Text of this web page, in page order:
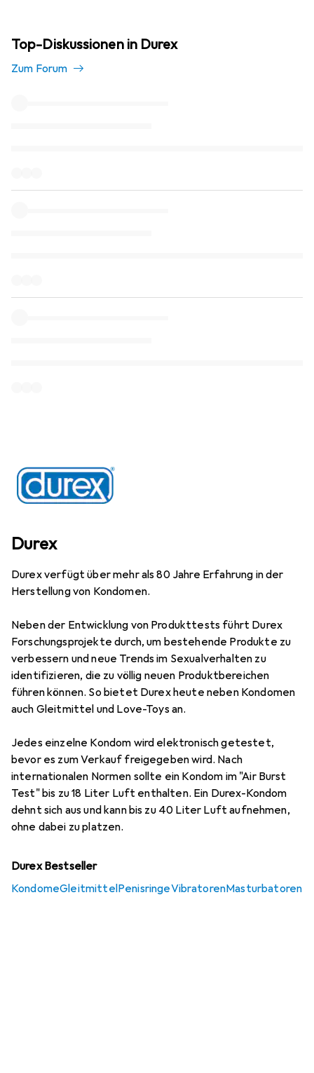
Top-Diskussionen in Durex
Zum Forum
Durex
Durex verfügt über mehr als 80 Jahre Erfahrung in der
Herstellung von Kondomen.
Neben der Entwicklung von Produkttests führt Durex
Forschungsprojekte durch, um bestehende Produkte zu
verbessern und neue Trends im Sexualverhalten zu
identifizieren, die zu völlig neuen Produktbereichen
führen können. So bietet Durex heute neben Kondomen
auch Gleitmittel und Love-Toys an.
Jedes einzelne Kondom wird elektronisch getestet,
bevor es zum Verkauf freigegeben wird. Nach
internationalen Normen sollte ein Kondom im "Air Burst
Test" bis zu 18 Liter Luft enthalten. Ein Durex-Kondom
dehnt sich aus und kann bis zu 40 Liter Luft aufnehmen,
ohne dabei zu platzen.
Durex Bestseller
KondomeGleitmittelPenisringeVibratorenMasturbatoren